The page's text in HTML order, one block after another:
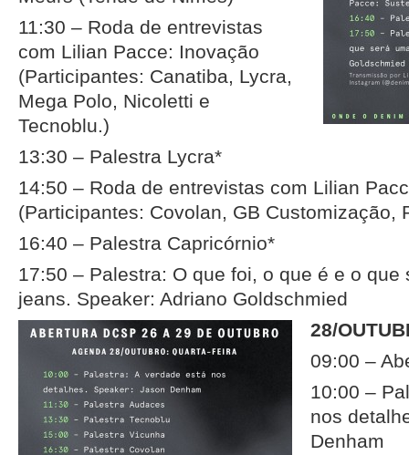
11:30 – Roda de entrevistas
com Lilian Pacce: Inovação
(Participantes: Canatiba, Lycra,
Mega Polo, Nicoletti e
Tecnoblu.)
13:30 – Palestra Lycra*
14:50 – Roda de entrevistas com Lilian
(Participantes: Covolan, GB Customização,
16:40 – Palestra Capricórnio*
17:50 – Palestra: O que foi, o que é e o que
jeans. Speaker: Adriano Goldschmied
28/
09:00 –
10:00 –
nos
Denham